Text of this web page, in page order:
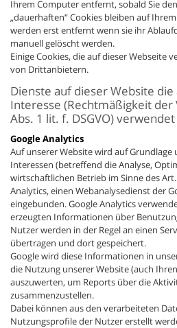
Ihrem Computer entfernt, sobald Sie
„dauerhaften“ Cookies bleiben auf
werden erst entfernt wenn sie ihr
manuell gelöscht werden.
Einige Cookies, die auf dieser Webseite
von Drittanbietern.
Dienste auf dieser Website
Interesse (Rechtmäßigkeit
Abs. 1 lit. f. DSGVO)
Google Analytics
Auf unserer Website wird auf Grundlage
Interessen (betreffend die Analyse,
wirtschaftlichen Betrieb im Sinne des Art.
Analytics, einen Webanalysedienst der
eingebunden. Google Analytics
erzeugten Informationen über
Nutzer werden in der Regel an einen
übertragen und dort gespeichert.
Google wird diese Informationen in
die Nutzung unserer Website (auch
auszuwerten, um Reports über die
zusammenzustellen.
Dabei können aus den verarbeiteten
Nutzungsprofile der Nutzer erstellt